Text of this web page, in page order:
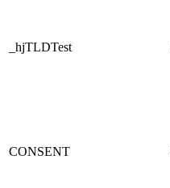
_hjTLDTest
CONSENT